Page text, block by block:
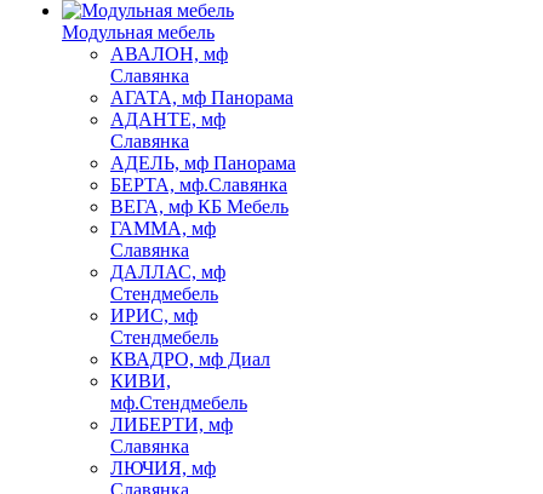
Модульная мебель
АВАЛОН, мф
Славянка
АГАТА, мф Панорама
АДАНТЕ, мф
Славянка
АДЕЛЬ, мф Панорама
БЕРТА, мф.Славянка
ВЕГА, мф КБ Мебель
ГАММА, мф
Славянка
ДАЛЛАС, мф
Стендмебель
ИРИС, мф
Стендмебель
КВАДРО, мф Диал
КИВИ,
мф.Стендмебель
ЛИБЕРТИ, мф
Славянка
ЛЮЧИЯ, мф
Славянка